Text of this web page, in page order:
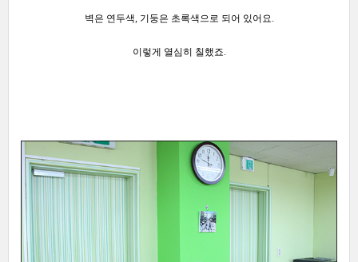
벽은 연두색, 기둥은 초록색으로 되어 있어요.
이렇게 열심히 칠했죠.